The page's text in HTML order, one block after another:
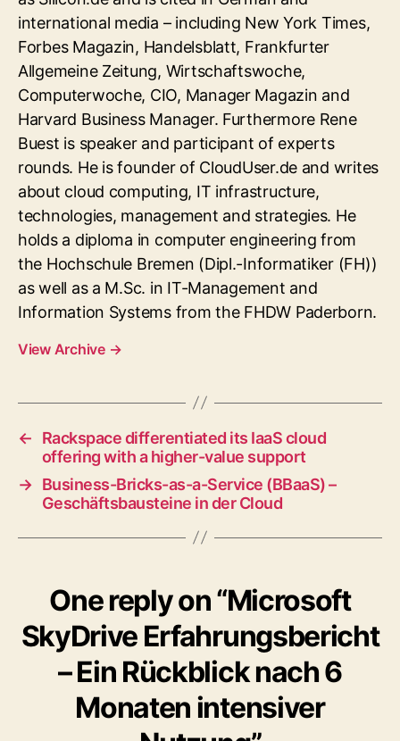
international media – including New York Times,
Forbes Magazin, Handelsblatt, Frankfurter
Allgemeine Zeitung, Wirtschaftswoche,
Computerwoche, CIO, Manager Magazin and
Harvard Business Manager. Furthermore Rene
Buest is speaker and participant of experts
rounds. He is founder of CloudUser.de and writes
about cloud computing, IT infrastructure,
technologies, management and strategies. He
holds a diploma in computer engineering from
the Hochschule Bremen (Dipl.-Informatiker (FH))
as well as a M.Sc. in IT-Management and
Information Systems from the FHDW Paderborn.
View Archive →
←
Rackspace differentiated its IaaS cloud
offering with a higher-value support
→ Business-Bricks-as-a-Service (BBaaS) –
Geschäftsbausteine in der Cloud
One reply on “Microsoft
SkyDrive Erfahrungsbericht
– Ein Rückblick nach 6
Monaten intensiver